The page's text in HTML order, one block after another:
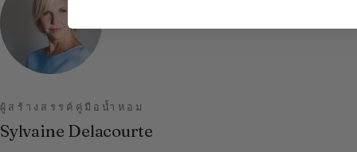
ผู้สร้างสรรค์คู่มือน้ำหอม
Sylvaine Delacourte